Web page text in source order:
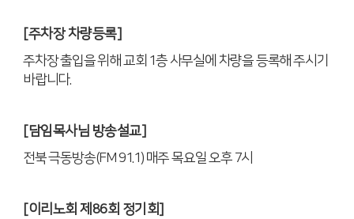
[주차장 차량등록]
주차장 출입을 위해 교회 1층 사무실에 차량을 등록해 주시기
바랍니다.
[담임목사님 방송설교]
전북 극동방송(FM 91.1) 매주 목요일 오후 7시
[이리노회 제 86회 정기회]